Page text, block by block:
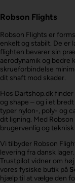
Robson Flights
Robson Flights er
enkelt og stabilt. De er
flighten bevarer sin
aerodynamik og bedre
skrueforbindelse
dit shaft mod skader.
Hos Dartshop.dk
og shape – og i et
typer nylon-, poly- og
dit ligning. Med
brugervenlig og
Vi tilbyder Robson
levering fra dansk
Trustpilot vidner om
vores fysiske butik på
hjælp til at vælge den